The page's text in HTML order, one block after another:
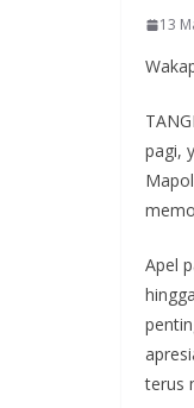
13
pagi,
Apel
terus